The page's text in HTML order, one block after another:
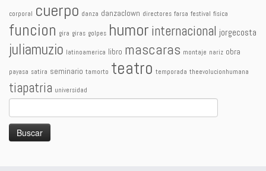
corporal cuerpo danza danzaclown directores farsa festival fisica
funcion gira giras golpes humor internacional jorgecosta
juliamuzio latinoamerica libro mascaras montaje nariz obra
payasa satira seminario tamorto teatro temporada theevolucionhumana
tiapatria universidad